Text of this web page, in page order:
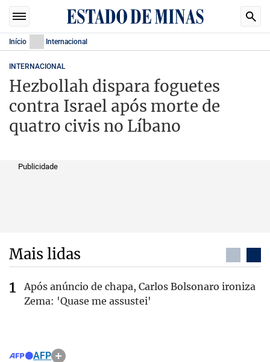
Início Internacional
INTERNACIONAL
Hezbollah dispara foguetes
contra Israel após morte de
quatro civis no Líbano
Publicidade
Mais lidas
Após anúncio de chapa, Carlos Bolsonaro ironiza
Zema: 'Quase me assustei'
AFP